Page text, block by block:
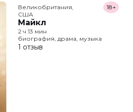
Великобритания,
США
Майкл
18+
2 ч 13 мин
биография, драма, музыка
1 отзыв